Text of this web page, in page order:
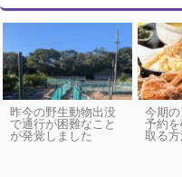
昨今の野生動物出没
で通行が困難なこと
が発覚しました
今期
予約
取る